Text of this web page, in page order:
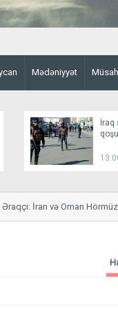
Mədəniyyət
İraq
İran və Oman Hörmüz